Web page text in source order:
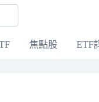
焦點股 ETF